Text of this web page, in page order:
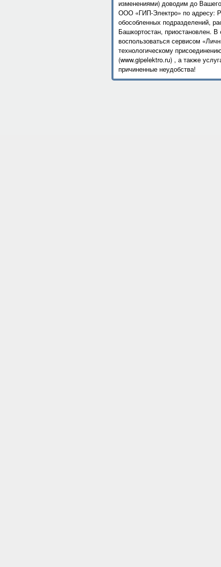
изменениями) доводим до
ООО «ГИП-Электро» по адресу:
обособленных подразделений,
Башкортостан, приостановлен.
воспользоваться сервисом
технологическому
(www.gipelektro.ru) , а также
причиненные неудобства!